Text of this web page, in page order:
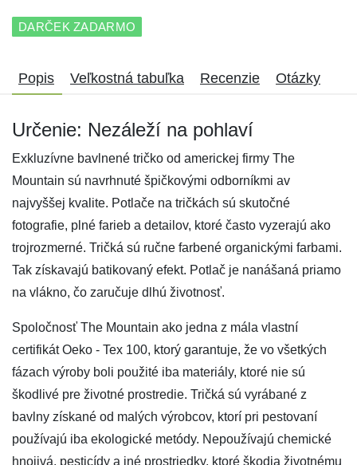
DARČEK ZADARMO
Popis Veľkostná tabuľka Recenzie Otázky
Určenie: Nezáleží na pohlaví
Exkluzívne bavlnené tričko od americkej firmy The
Mountain sú navrhnuté špičkovými odborníkmi av
najvyššej kvalite. Potlače na tričkách sú skutočné
fotografie, plné farieb a detailov, ktoré často vyzerajú ako
trojrozmerné. Tričká sú ručne farbené organickými farbami.
Tak získavajú batikovaný efekt. Potlač je nanášaná priamo
na vlákno, čo zaručuje dlhú životnosť.
Spoločnosť The Mountain ako jedna z mála vlastní
certifikát Oeko - Tex 100, ktorý garantuje, že vo všetkých
fázach výroby boli použité iba materiály, ktoré nie sú
škodlivé pre životné prostredie. Tričká sú vyrábané z
bavlny získané od malých výrobcov, ktorí pri pestovaní
používajú iba ekologické metódy. Nepoužívajú chemické
hnojivá, pesticídy a iné prostriedky, ktoré škodia životnému